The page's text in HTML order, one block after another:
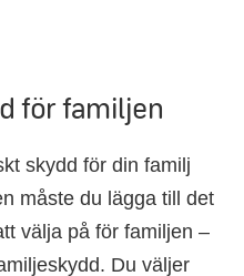
för familjen
skydd för din familj
måste du lägga till det
välja på för familjen –
Du väljer